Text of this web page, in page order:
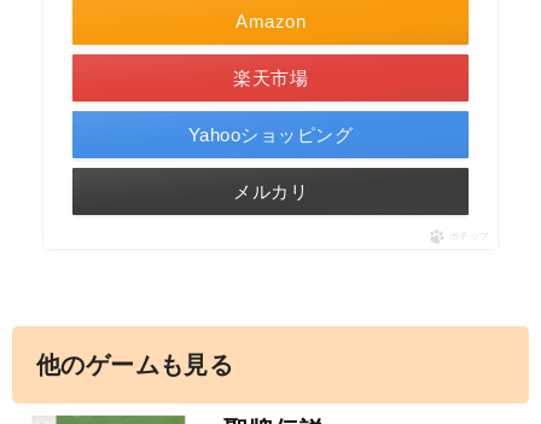
Amazon
楽天市場
Yahooショッピング
メルカリ
ポチップ
他のゲームも見る